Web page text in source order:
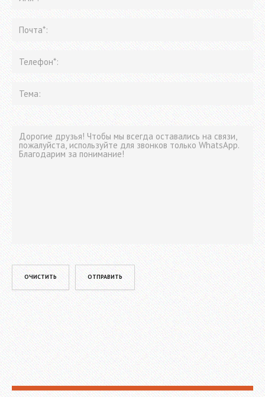
Please leave this field empty.